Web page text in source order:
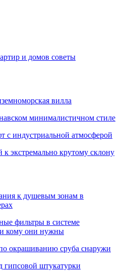
и домов советы
вилла
минималистичном стиле
с индустриальной атмосферой
экстремально крутому склону
к душевым зонам в
фильтры в системе
кому они нужны
окрашиванию сруба снаружи
гипсовой штукатурки